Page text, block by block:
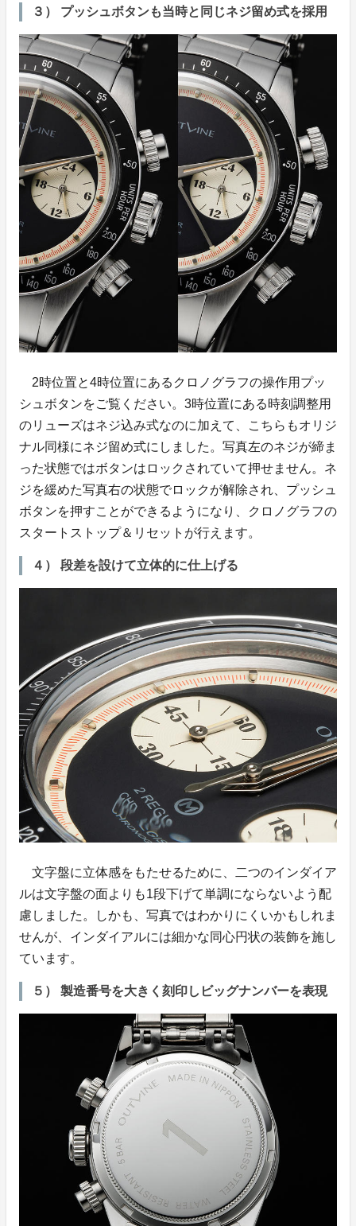
３） プッシュボタンも当時と同じネジ留め式を採用
2時位置と4時位置にあるクロノグラフの操作用プッ
シュボタンをご覧ください。3時位置にある時刻調整用
のリューズはネジ込み式なのに加えて、こちらもオリジ
ナル同様にネジ留め式にしました。写真左のネジが締ま
った状態ではボタンはロックされていて押せません。ネ
ジを緩めた写真右の状態でロックが解除され、プッシュ
ボタンを押すことができるようになり、クロノグラフの
スタートストップ＆リセットが行えます。
４） 段差を設けて立体的に仕上げる
文字盤に立体感をもたせるために、二つのインダイア
ルは文字盤の面よりも1段下げて単調にならないよう配
慮しました。しかも、写真ではわかりにくいかもしれま
せんが、インダイアルには細かな同心円状の装飾を施し
ています。
５） 製造番号を大きく刻印しビッグナンバーを表現